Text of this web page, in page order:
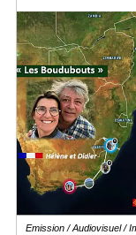
Pour
QUI,
Pourquoi
Le
concept
Nos
Objectifs
Actualités
Emission / Audiovisuel /